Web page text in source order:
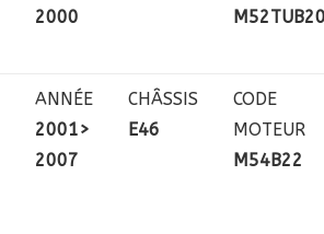
2000
ANNÉE
2001>
2007
CHÂSSIS
E46
CODE
MOTEUR
M54B22